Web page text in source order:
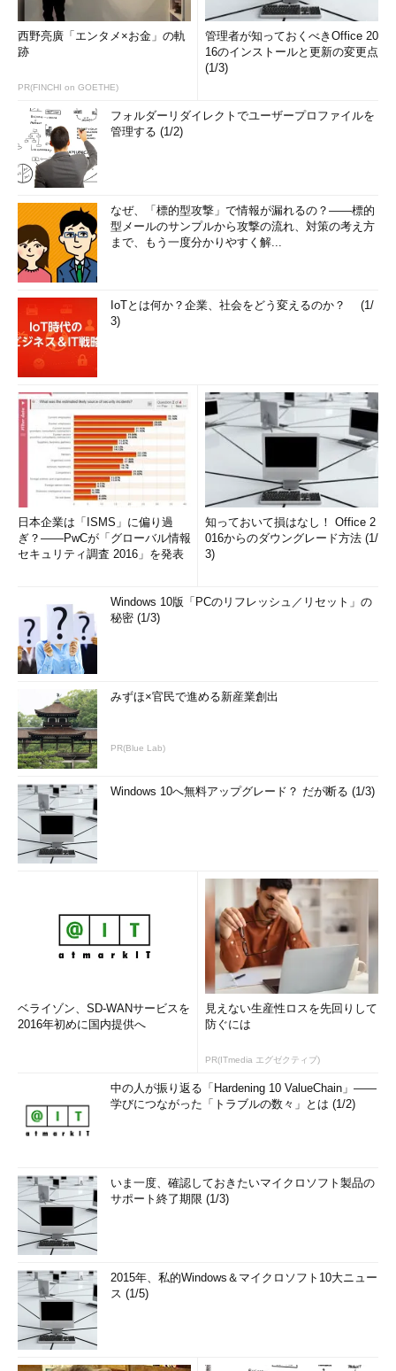
西野亮廣「エンタメ×お金」の軌
跡
PR(FINCHI on GOETHE)
管理者が知っておくべきOffice 20
16のインストールと更新の変更点
(1/3)
フォルダーリダイレクトでユーザープロファイルを
管理する (1/2)
なぜ、「標的型攻撃」で情報が漏れるの？――標的
型メールのサンプルから攻撃の流れ、対策の考え方
まで、もう一度分かりやすく解...
IoTとは何か？企業、社会をどう変えるのか？ (1/
3)
日本企業は「ISMS」に偏り過
ぎ？――PwCが「グローバル情報
セキュリティ調査 2016」を発表
知っておいて損はなし！ Office 2
016からのダウングレード方法 (1/
3)
Windows 10版「PCのリフレッシュ／リセット」の
秘密 (1/3)
みずほ×官民で進める新産業創出
PR(Blue Lab)
Windows 10へ無料アップグレード？ だが断る (1/3)
ベライゾン、SD-WANサービスを
2016年初めに国内提供へ
見えない生産性ロスを先回りして
防ぐには
PR(ITmedia エグゼクティブ)
中の人が振り返る「Hardening 10 ValueChain」――
学びにつながった「トラブルの数々」とは (1/2)
いま一度、確認しておきたいマイクロソフト製品の
サポート終了期限 (1/3)
2015年、私的Windows＆マイクロソフト10大ニュー
ス (1/5)